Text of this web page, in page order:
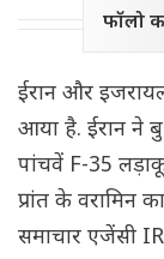
फॉलो
ईरान और
आया है. ईरान ने
पांचवें F-35 लड़ाकू
प्रांत के वरामिन
समाचार एजेंसी